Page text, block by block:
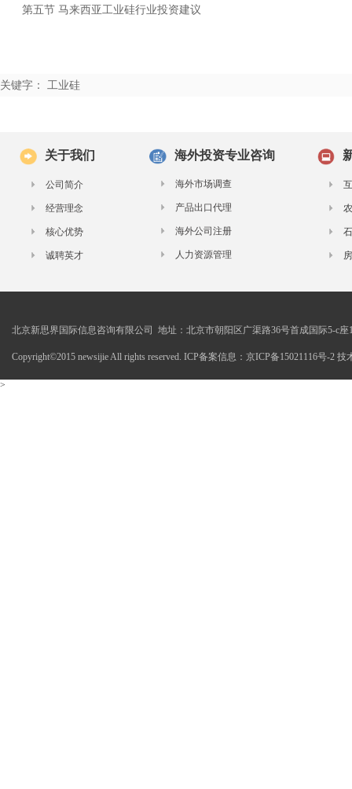
第五节 马来西亚工业硅行业投资建议
关键字： 工业硅
关于我们
公司简介
经营理念
核心优势
诚聘英才
海外投资专业咨询
海外市场调查
产品出口代理
海外公司注册
人力资源管理
北京新思界国际信息咨询有限公司 地址：北京市朝阳区广渠路36号首成国际5-c座
Copyright©2015 newsijie All rights reserved. ICP备案信息：京ICP备15021116号-2 技
>